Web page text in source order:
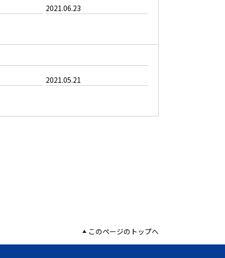
2021.06.23
2021.05.21
このページのトップへ